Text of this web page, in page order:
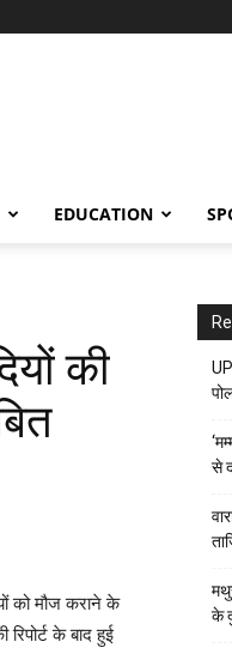
EDUCATION
की
को मौज कराने के
के बाद हुई
से
के